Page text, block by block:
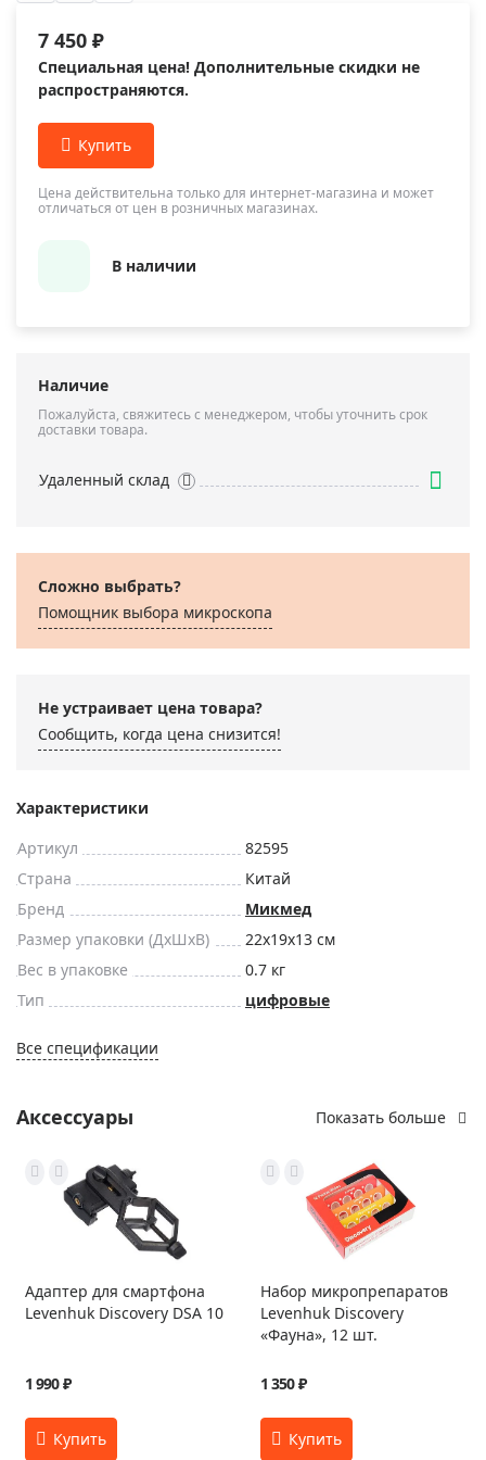
7 450 ₽
Специальная цена! Дополнительные скидки не
распространяются.
Цена действительна только для интернет-магазина и может
отличаться от цен в розничных магазинах.
В наличии
Наличие
Пожалуйста, свяжитесь с менеджером, чтобы уточнить срок
доставки товара.
Удаленный склад
Сложно выбрать?
Помощник выбора микроскoпа
Не устраивает цена товара?
Сообщить, когда цена снизится!
Характеристики
Артикул
82595
Страна
Китай
Бренд
Микмед
Размер упаковки (ДxШxВ)
22x19x13 см
Вес в упаковке
0.7 кг
Тип
цифровые
Все спецификации
Аксессуары Показать больше
Адаптер для смартфона
Levenhuk Discovery DSA 10
1 990 ₽
Набор микропрепаратов
Levenhuk Discovery
«Фауна», 12 шт.
1 350 ₽